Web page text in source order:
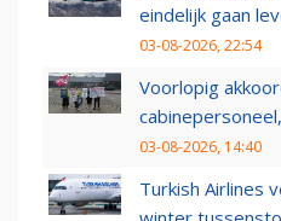
eindelijk gaan
03-08-2026, 22:54
Voorlopig
03-08-2026, 14:40
Turkish Airlines